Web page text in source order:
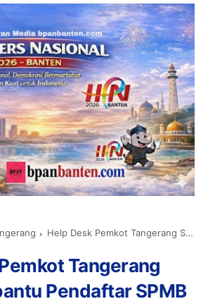
Help Desk Pemkot Tangerang Siap Membantu Pendaftar SPMB Tahap I Jenjang SD
Tangerang
Pendaftar SPMB